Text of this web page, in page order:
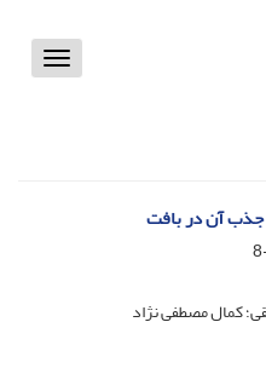
Toggle
کمال مصطفی نژاد